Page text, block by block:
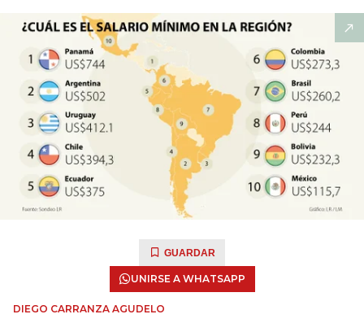
GUARDAR
UNIRSE A WHATSAPP
DIEGO CARRANZA AGUDELO